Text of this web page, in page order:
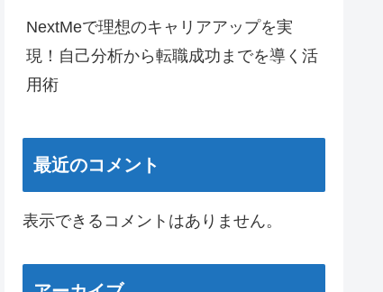
NextMeで理想のキャリアアップを実
現！自己分析から転職成功までを導く活
用術
最近のコメント
表示できるコメントはありません。